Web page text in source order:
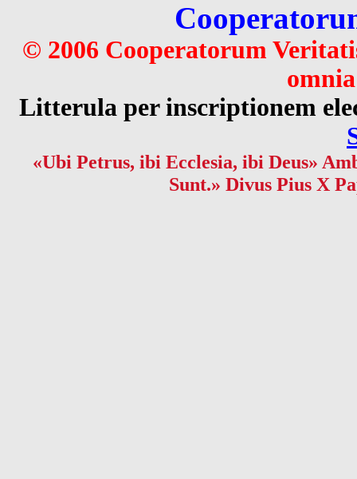
© 2006 Cooperatorum
Litterula per inscriptionem
«Ubi Petrus, ibi Ecclesia, ibi Deus»
Sunt.» Divus Pius X